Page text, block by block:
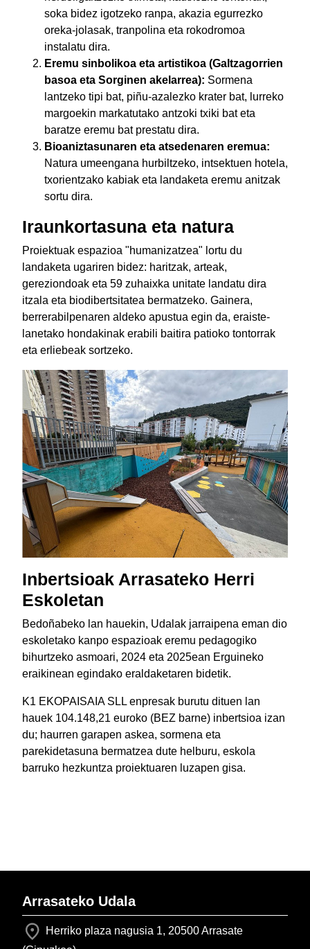
soka bidez igotzeko ranpa, akazia egurrezko
oreka-jolasak, tranpolina eta rokodromoa
instalatu dira.
Eremu sinbolikoa eta artistikoa (Galtzagorrien
basoa eta Sorginen akelarrea): Sormena
lantzeko tipi bat, piñu-azalezko krater bat, lurreko
margoekin markatutako antzoki txiki bat eta
baratze eremu bat prestatu dira.
Bioaniztasunaren eta atsedenaren eremua:
Natura umeengana hurbiltzeko, intsektuen hotela,
txorientzako kabiak eta landaketa eremu anitzak
sortu dira.
Iraunkortasuna eta natura
Proiektuak espazioa "humanizatzea" lortu du
landaketa ugariren bidez: haritzak, arteak,
gereziondoak eta 59 zuhaixka unitate landatu dira
itzala eta biodibertsitatea bermatzeko. Gainera,
berrerabilpenaren aldeko apustua egin da, eraiste-
lanetako hondakinak erabili baitira patioko tontorrak
eta erliebeak sortzeko.
Inbertsioak Arrasateko Herri
Eskoletan
Bedoñabeko lan hauekin, Udalak jarraipena eman dio
eskoletako kanpo espazioak eremu pedagogiko
bihurtzeko asmoari, 2024 eta 2025ean Erguineko
eraikinean egindako eraldaketaren bidetik.
K1 EKOPAISAIA SLL enpresak burutu dituen lan
hauek 104.148,21 euroko (BEZ barne) inbertsioa izan
du; haurren garapen askea, sormena eta
parekidetasuna bermatzea dute helburu, eskola
barruko hezkuntza proiektuaren luzapen gisa.
Arrasateko Udala
Herriko plaza nagusia 1, 20500 Arrasate